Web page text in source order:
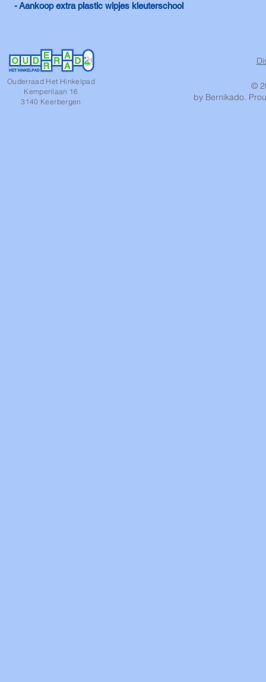
-Aankoop extra plastic wipjes kleuterschool
Ouderraad Het Hinkelpad
Kempenlaan 16
3140 Keerbergen
©
by Bernikado.